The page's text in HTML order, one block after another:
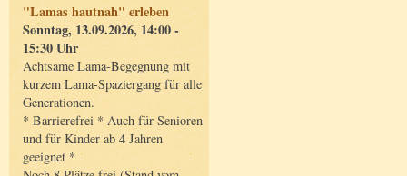
"Lamas hautnah" erleben
Sonntag, 13.09.2026, 14:00 -
15:30 Uhr
Achtsame Lama-Begegnung mit
kurzem Lama-Spaziergang für alle
Generationen.
* Barrierefrei * Auch für Senioren
und für Kinder ab 4 Jahren
geeignet *